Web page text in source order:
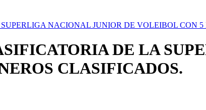
NACIONAL JUNIOR DE VOLEIBOL CON
DE LA
CLASIFICADOS.